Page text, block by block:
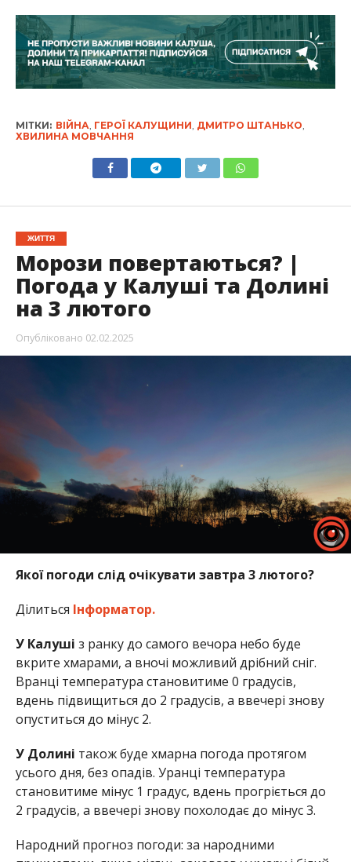
МІТКИ: ВІЙНА ГЕРОЇ КАЛУЩИНИ ДМИТРО ШТАНЬКО
ХВИЛИНА МОВЧАННЯ
ЖИТТЯ
Морози повертаються? |
Погода у Калуші та Долині
на 3 лютого
Опубліковано 02.02.2025
Якої погоди слід очікувати завтра 3 лютого?
Ділиться Інформатор.
У Калуші з ранку до самого вечора небо буде
вкрите хмарами, а вночі можливий дрібний сніг.
Вранці температура становитиме 0 градусів,
вдень підвищиться до 2 градусів, а ввечері знову
опуститься до мінус 2.
У Долині також буде хмарна погода протягом
усього дня, без опадів. Уранці температура
становитиме мінус 1 градус, вдень прогріється до
2 градусів, а ввечері знову похолодає до мінус 3.
Народний прогноз погоди: за народними